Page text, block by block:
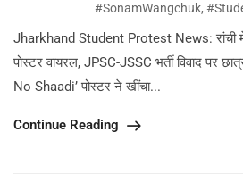
#SonamWangchuk,
Jharkhand Student Protest News: रांची
पोस्टर वायरल, JPSC-JSSC भर्ती विवाद पर
No Shaadi’ पोस्टर ने खींचा...
Continue Reading